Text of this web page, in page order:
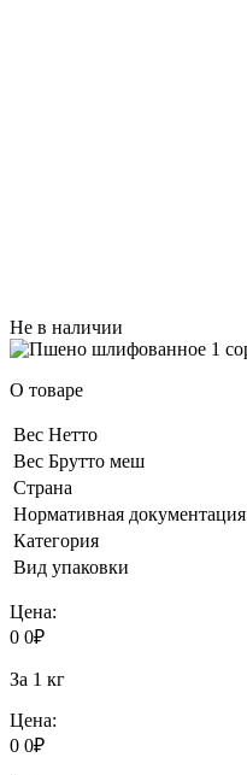
Не в наличии
О товаре
Вес Нетто
Вес Брутто меш
Страна
Нормативная документация
Категория
Вид упаковки
Цена:
0 0₽
За 1 кг
Цена:
0 0₽